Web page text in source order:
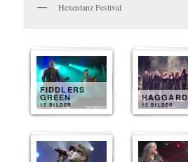
Hexentanz Festival
FIDDLERS
GREEN
15 BILDER
HAGGARD
15 BILDER